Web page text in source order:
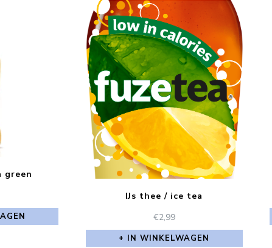
green
IJs thee / ice tea
€2,99
IN WINKELWAGEN